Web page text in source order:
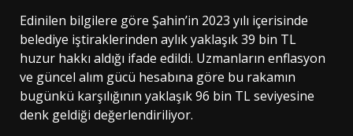
Edinilen bilgilere göre Şahin’in 2023 yılı içerisinde
belediye iştiraklerinden aylık yaklaşık 39 bin TL
huzur hakkı aldığı ifade edildi. Uzmanların enflasyon
ve güncel alım gücü hesabına göre bu rakamın
bugünkü karşılığının yaklaşık 96 bin TL seviyesine
denk geldiği değerlendiriliyor.